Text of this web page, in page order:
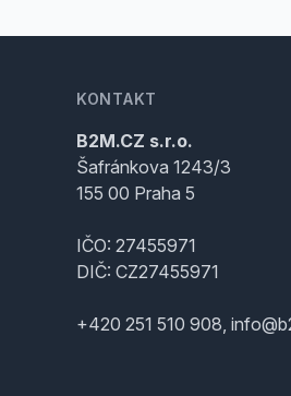
KONTAKT
B2M.CZ s.r.o.
Šafránkova 1243/3
155 00 Praha 5
IČO: 27455971
DIČ: CZ27455971
+420 251 510 908,